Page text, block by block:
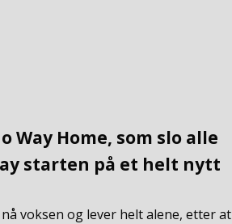
Way Home, som slo alle
starten på et helt nytt
voksen og lever helt alene, etter at